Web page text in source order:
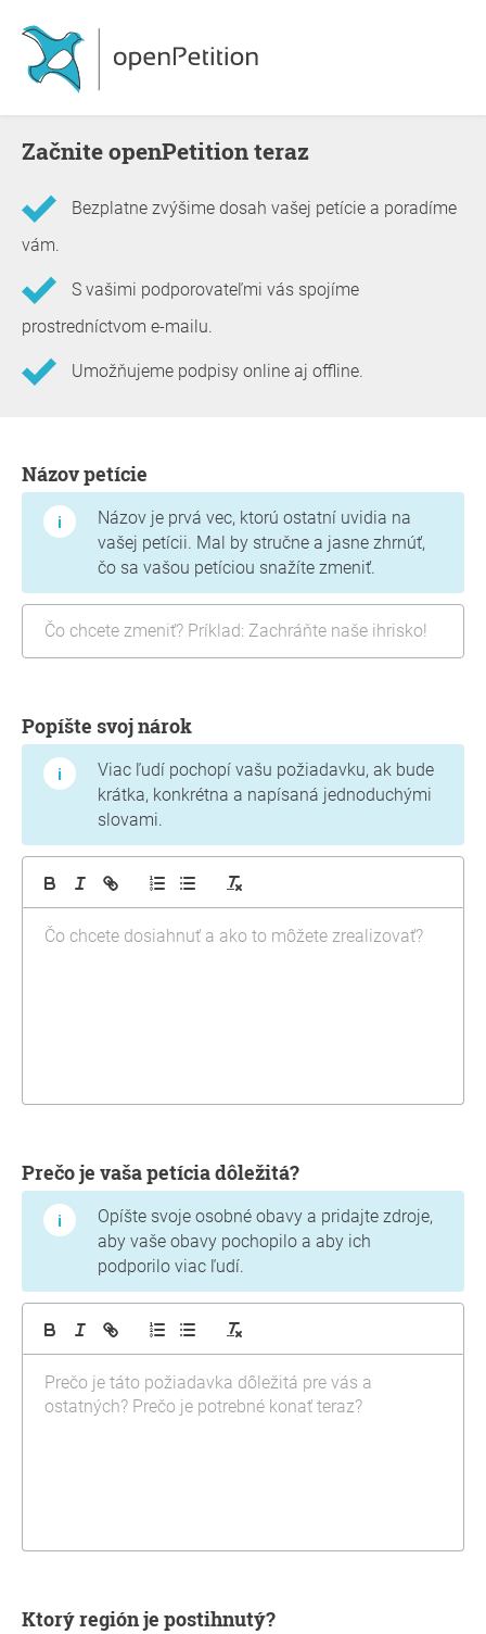
Začnite openPetition teraz
Bezplatne zvýšime dosah vašej petície a poradíme
vám.
S vašimi podporovateľmi vás spojíme
prostredníctvom e-mailu.
Umožňujeme podpisy online aj offline.
Názov petície
Názov je prvá vec, ktorú ostatní uvidia na
vašej petícii. Mal by stručne a jasne zhrnúť,
čo sa vašou petíciou snažíte zmeniť.
Popíšte svoj nárok
Viac ľudí pochopí vašu požiadavku, ak bude
krátka, konkrétna a napísaná jednoduchými
slovami.
Prečo je vaša petícia dôležitá?
Opíšte svoje osobné obavy a pridajte zdroje,
aby vaše obavy pochopilo a aby ich
podporilo viac ľudí.
Ktorý región je postihnutý?